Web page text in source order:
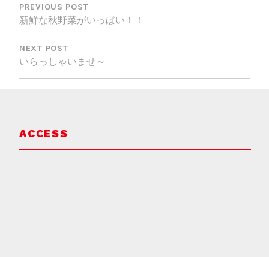
稿
ナ
ビ
ゲ
ン
PREVIOUS POST
新鮮な秋野菜がいっぱい！！
NEXT POST
いらっしゃいませ～
ACCESS